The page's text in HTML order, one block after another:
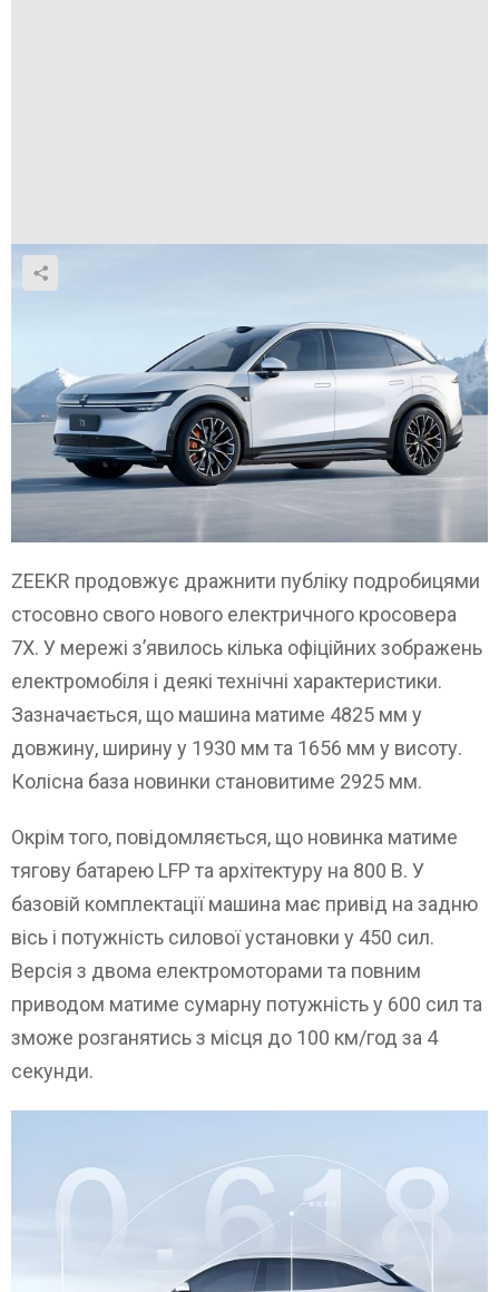
ZEEKR продовжує дражнити публіку подробицями
стосовно свого нового електричного кросовера
7X. У мережі з’явилось кілька офіційних зображень
електромобіля і деякі технічні характеристики.
Зазначається, що машина матиме 4825 мм у
довжину, ширину у 1930 мм та 1656 мм у висоту.
Колісна база новинки становитиме 2925 мм.
Окрім того, повідомляється, що новинка матиме
тягову батарею LFP та архітектуру на 800 В. У
базовій комплектації машина має привід на задню
вісь і потужність силової установки у 450 сил.
Версія з двома електромоторами та повним
приводом матиме сумарну потужність у 600 сил та
зможе розганятись з місця до 100 км/год за 4
секунди.